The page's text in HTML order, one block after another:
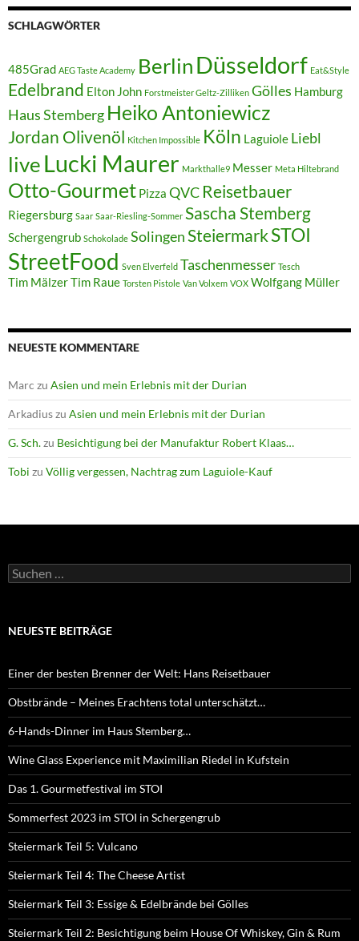
SCHLAGWÖRTER
485Grad AEG Taste Academy BerlinDüsseldorf Eat&Style
Edelbrand Elton John Forstmeister Geltz-Zilliken Gölles Hamburg
Haus Stemberg Heiko Antoniewicz
Jordan Olivenöl Kitchen Impossible Köln Laguiole Liebl
liveLucki Maurer Markthalle9 Messer Meta Hiltebrand
Otto-Gourmet Pizza QVC Reisetbauer
Riegersburg Saar Saar-Riesling-Sommer Sascha Stemberg
Schergengrub Schokolade SolingenSteiermarkSTOI
StreetFood Sven Elverfeld Taschenmesser Tesch
Tim MälzerTim Raue Torsten Pistole Van Volxem VOX Wolfgang Müller
NEUESTE KOMMENTARE
Marc zu Asien und mein Erlebnis mit der Durian
Arkadiuszu Asien und mein Erlebnis mit der Durian
G. Sch.zu Besichtigung bei der Manufaktur Robert Klaas…
Tobi zu Völlig vergessen, Nachtrag zum Laguiole-Kauf
Suchen
nach:
NEUESTE BEITRÄGE
Einer der besten Brenner der Welt: Hans Reisetbauer
Obstbrände – Meines Erachtens total unterschätzt…
6-Hands-Dinner im Haus Stemberg…
Wine Glass Experience mit Maximilian Riedel in Kufstein
Das 1. Gourmetfestival im STOI
Sommerfest 2023 im STOI in Schergengrub
Steiermark Teil 5: Vulcano
Steiermark Teil 4: The Cheese Artist
Steiermark Teil 3: Essige & Edelbrände bei Gölles
Steiermark Teil 2: Besichtigung beim House Of Whiskey, Gin & Rum